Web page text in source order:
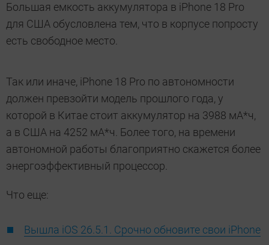
Большая емкость аккумулятора в iPhone 18 Pro
для США обусловлена тем, что в корпусе попросту
есть свободное место.
Так или иначе, iPhone 18 Pro по автономности
должен превзойти модель прошлого года, у
которой в Китае стоит аккумулятор на 3988 мА*ч,
а в США на 4252 мА*ч. Более того, на времени
автономной работы благоприятно скажется более
энергоэффективный процессор.
Что еще:
Вышла iOS 26.5.1. Срочно обновите свои iPhone